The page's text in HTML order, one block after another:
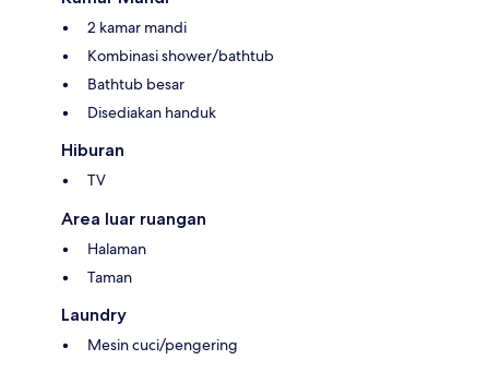
2 kamar mandi
Kombinasi shower/bathtub
Bathtub besar
Disediakan handuk
Hiburan
TV
Area luar ruangan
Halaman
Taman
Laundry
Mesin cuci/pengering